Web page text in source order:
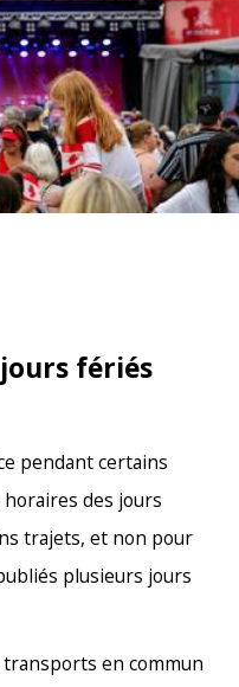
fériés
pendant certains
horaires des jours
trajets, et non pour
plusieurs jours
transports en commun